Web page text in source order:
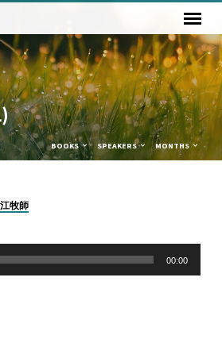
BOOKS SPEAKERS MONTHS
牧師
00:00